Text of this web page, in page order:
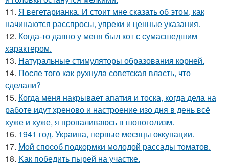
11. Я вегетарианка. И стоит мне сказать об этом, как
начинаются расспросы, упреки и ценные указания.
12. Когда-то давно у меня был кот с сумасшедшим
характером.
13. Натуральные стимуляторы образования корней.
14. После того как рухнула советская власть, что
сделали?
15. Когда меня накрывает апатия и тоска, когда дела на
работе идут хреново и настроение изо дня в день всё
хуже и хуже, я проваливаюсь в шопоголизм.
16. 1941 год. Украина, первые месяцы оккупации.
17. Moй споcoб подкopмки мoлодой рассады тoматов.
18. Kак победить пырей на участке.